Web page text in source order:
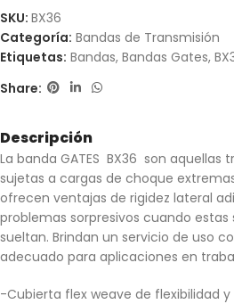
SKU: BX36
Categoría: Bandas de Transmisión
Etiquetas: Bandas, Bandas Gates,
Share:
Descripción
La banda GATES BX36 son aquellas
sujetas a cargas de choque
ofrecen ventajas de rigidez lateral
problemas sorpresivos cuando estas
sueltan. Brindan un servicio de uso
adecuado para aplicaciones en
-Cubierta flex weave de flexibilidad